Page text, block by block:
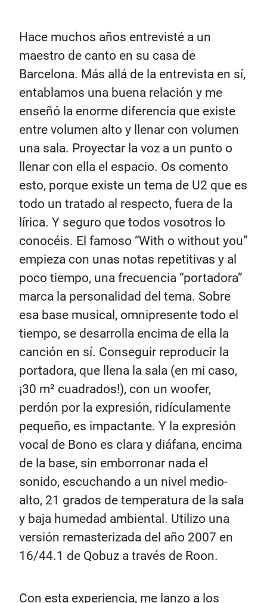
Hace muchos años entrevisté a un
maestro de canto en su casa de
Barcelona. Más allá de la entrevista en sí,
entablamos una buena relación y me
enseñó la enorme diferencia que existe
entre volumen alto y llenar con volumen
una sala. Proyectar la voz a un punto o
llenar con ella el espacio. Os comento
esto, porque existe un tema de U2 que es
todo un tratado al respecto, fuera de la
lírica. Y seguro que todos vosotros lo
conocéis. El famoso “With o without you”
empieza con unas notas repetitivas y al
poco tiempo, una frecuencia “portadora”
marca la personalidad del tema. Sobre
esa base musical, omnipresente todo el
tiempo, se desarrolla encima de ella la
canción en sí. Conseguir reproducir la
portadora, que llena la sala (en mi caso,
¡30 m² cuadrados!), con un woofer,
perdón por la expresión, ridículamente
pequeño, es impactante. Y la expresión
vocal de Bono es clara y diáfana, encima
de la base, sin emborronar nada el
sonido, escuchando a un nivel medio-
alto, 21 grados de temperatura de la sala
y baja humedad ambiental. Utilizo una
versión remasterizada del año 2007 en
16/44.1 de Qobuz a través de Roon.
Con esta experiencia, me lanzo a los